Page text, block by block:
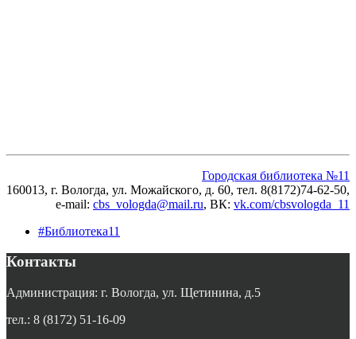
Городская библиотека №11
160013, г. Вологда, ул. Можайского, д. 60, тел. 8(8172)74-62-50,
e-mail: cbs_vologda@mail.ru, ВК: vk.com/cbsvologda_11
#Библиотека11
Контакты
Администрация: г. Вологда, ул. Щетинина, д.5
тел.: 8 (8172) 51-16-09